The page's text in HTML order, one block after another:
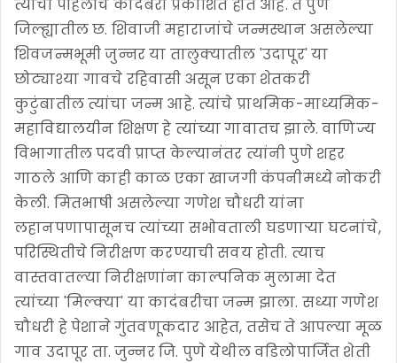
त्यांची पहिलीच कादंबरी प्रकाशित होत आहे. ते पुणे
जिल्ह्यातील छ. शिवाजी महाराजांचे जन्मस्थान असलेल्या
शिवजन्मभूमी जुन्नर या तालुक्यातील 'उदापूर' या
छोट्याश्या गावचे रहिवासी असून एका शेतकरी
कुटुंबातील त्यांचा जन्म आहे. त्यांचे प्राथमिक-माध्यमिक-
महाविद्यालयीन शिक्षण हे त्यांच्या गावातच झाले. वाणिज्य
विभागातील पदवी प्राप्त केल्यानंतर त्यांनी पुणे शहर
गाठले आणि काही काळ एका खाजगी कंपनीमध्ये नोकरी
केली. मितभाषी असलेल्या गणेश चौधरी यांना
लहानपणापासूनच त्यांच्या सभोवताली घडणाऱ्या घटनांचे,
परिस्थितीचे निरीक्षण करण्याची सवय होती. त्याच
वास्तवातल्या निरीक्षणांना काल्पनिक मुलामा देत
त्यांच्या 'मिल्क्या' या कादंबरीचा जन्म झाला. सध्या गणेश
चौधरी हे पेशाने गुंतवणूकदार आहेत, तसेच ते आपल्या मूळ
गाव उदापूर ता. जुन्नर जि. पुणे येथील वडिलोपार्जित शेती